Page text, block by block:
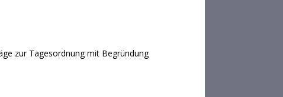
zur Tagesordnung mit Begründung